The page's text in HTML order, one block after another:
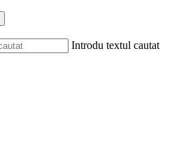
Introdu textul cautat